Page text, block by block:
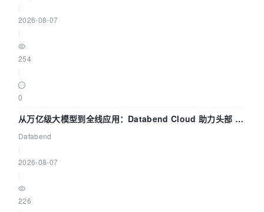
2026-08-07
254
0
从万亿级大模型到全线应用：Databend Cloud 助力头部 AI
企业构建全链路 Trace 数据管道
Databend
2026-08-07
226